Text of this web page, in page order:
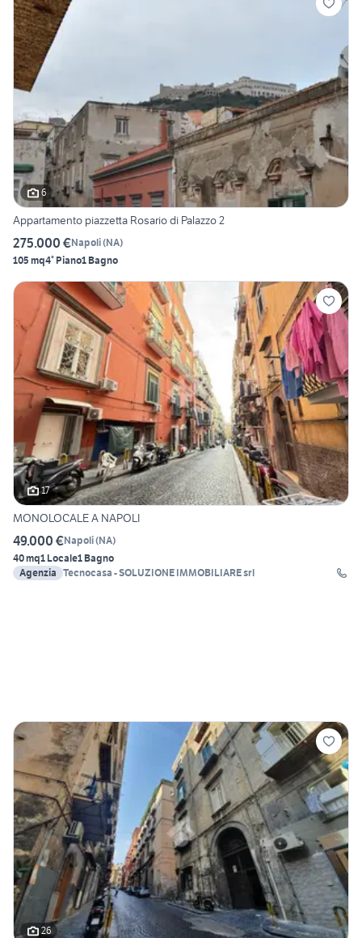
6
Appartamento piazzetta Rosario di Palazzo 2
275.000 €Napoli(NA)
105 mq4° Piano1 Bagno
17
MONOLOCALE A NAPOLI
49.000 €Napoli(NA)
40 mq1 Locale1 Bagno
Agenzia Tecnocasa - SOLUZIONE IMMOBILIARE srl
26